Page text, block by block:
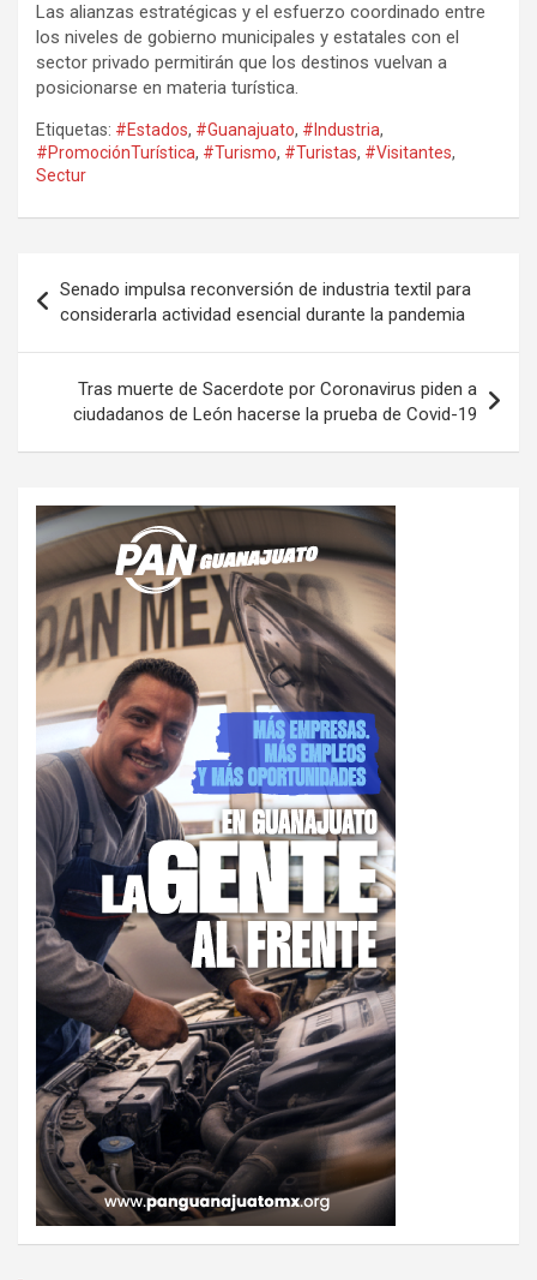
Las alianzas estratégicas y el esfuerzo coordinado entre
los niveles de gobierno municipales y estatales con el
sector privado permitirán que los destinos vuelvan a
posicionarse en materia turística.
Etiquetas: #Estados, #Guanajuato, #Industria,
#PromociónTurística, #Turismo, #Turistas, #Visitantes,
Sectur
de
entradas
Senado impulsa reconversión de industria textil para
considerarla actividad esencial durante la pandemia
Tras muerte de Sacerdote por Coronavirus piden a
ciudadanos de León hacerse la prueba de Covid-19